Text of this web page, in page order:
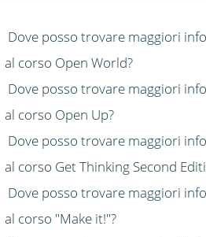
Dove posso trovare maggiori
al corso Open World?
Dove posso trovare maggiori
al corso Open Up?
Dove posso trovare maggiori
al corso Get Thinking Second
Dove posso trovare maggiori
al corso "Make it!"?